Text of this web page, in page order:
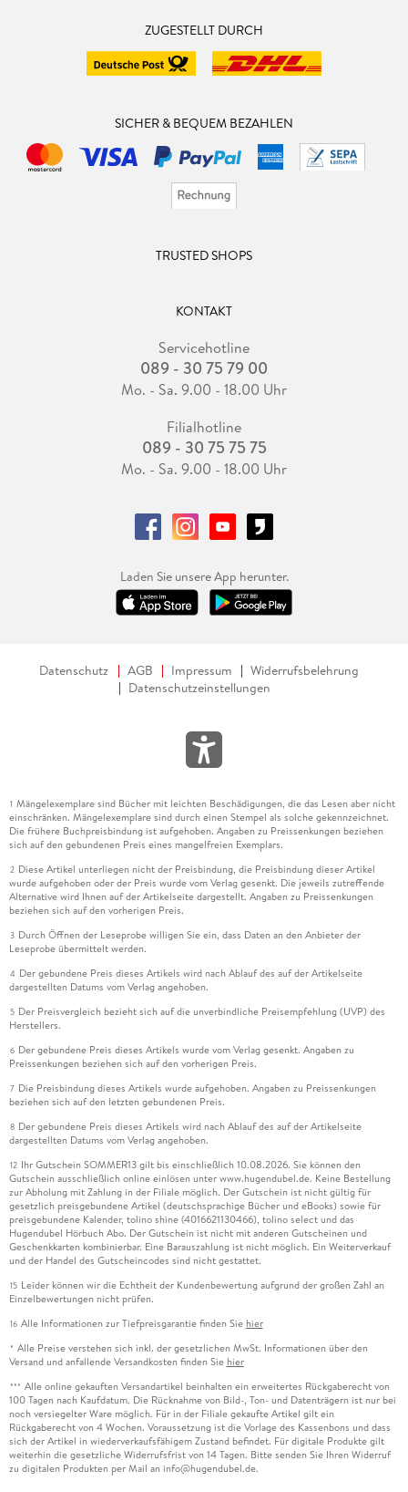
ZUGESTELLT DURCH
SICHER & BEQUEM BEZAHLEN
TRUSTED SHOPS
KONTAKT
Servicehotline
089 - 30 75 79 00
Mo. - Sa. 9.00 - 18.00 Uhr
Filialhotline
089 - 30 75 75 75
Mo. - Sa. 9.00 - 18.00 Uhr
Laden Sie unsere App herunter.
Datenschutz AGB Impressum
Widerrufsbelehrung
Datenschutzeinstellungen
1 Mängelexemplare sind Bücher mit leichten Beschädigungen, die das Lesen aber nicht
einschränken. Mängelexemplare sind durch einen Stempel als solche gekennzeichnet.
Die frühere Buchpreisbindung ist aufgehoben. Angaben zu Preissenkungen beziehen
sich auf den gebundenen Preis eines mangelfreien Exemplars.
2 Diese Artikel unterliegen nicht der Preisbindung, die Preisbindung dieser Artikel
wurde aufgehoben oder der Preis wurde vom Verlag gesenkt. Die jeweils zutreffende
Alternative wird Ihnen auf der Artikelseite dargestellt. Angaben zu Preissenkungen
beziehen sich auf den vorherigen Preis.
3 Durch Öffnen der Leseprobe willigen Sie ein, dass Daten an den Anbieter der
Leseprobe übermittelt werden.
4 Der gebundene Preis dieses Artikels wird nach Ablauf des auf der Artikelseite
dargestellten Datums vom Verlag angehoben.
5 Der Preisvergleich bezieht sich auf die unverbindliche Preisempfehlung (UVP) des
Herstellers.
6 Der gebundene Preis dieses Artikels wurde vom Verlag gesenkt. Angaben zu
Preissenkungen beziehen sich auf den vorherigen Preis.
7 Die Preisbindung dieses Artikels wurde aufgehoben. Angaben zu Preissenkungen
beziehen sich auf den letzten gebundenen Preis.
8 Der gebundene Preis dieses Artikels wird nach Ablauf des auf der Artikelseite
dargestellten Datums vom Verlag angehoben.
12 Ihr Gutschein SOMMER13 gilt bis einschließlich 10.08.2026. Sie können den
Gutschein ausschließlich online einlösen unter www.hugendubel.de. Keine Bestellung
zur Abholung mit Zahlung in der Filiale möglich. Der Gutschein ist nicht gültig für
gesetzlich preisgebundene Artikel (deutschsprachige Bücher und eBooks) sowie für
preisgebundene Kalender, tolino shine (4016621130466), tolino select und das
Hugendubel Hörbuch Abo. Der Gutschein ist nicht mit anderen Gutscheinen und
Geschenkkarten kombinierbar. Eine Barauszahlung ist nicht möglich. Ein Weiterverkauf
und der Handel des Gutscheincodes sind nicht gestattet.
15 Leider können wir die Echtheit der Kundenbewertung aufgrund der großen Zahl an
Einzelbewertungen nicht prüfen.
16 Alle Informationen zur Tiefpreisgarantie finden Sie hier
* Alle Preise verstehen sich inkl. der gesetzlichen MwSt. Informationen über den
Versand und anfallende Versandkosten finden Sie hier
*** Alle online gekauften Versandartikel beinhalten ein erweitertes Rückgaberecht von
100 Tagen nach Kaufdatum. Die Rücknahme von Bild-, Ton- und Datenträgern ist nur bei
noch versiegelter Ware möglich. Für in der Filiale gekaufte Artikel gilt ein
Rückgaberecht von 4 Wochen. Voraussetzung ist die Vorlage des Kassenbons und dass
sich der Artikel in wiederverkaufsfähigem Zustand befindet. Für digitale Produkte gilt
weiterhin die gesetzliche Widerrufsfrist von 14 Tagen. Bitte senden Sie Ihren Widerruf
zu digitalen Produkten per Mail an info@hugendubel.de.